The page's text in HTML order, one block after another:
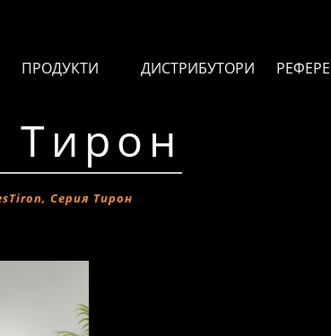
ПРОДУКТИ ДИСТРИБУТОРИ
Серия Тирон